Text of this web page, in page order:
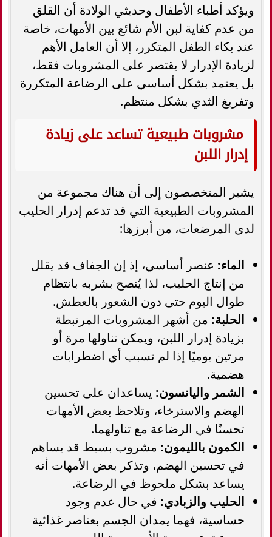
ويؤكد أطباء الأطفال وحديثي الولادة أن القلق
من عدم كفاية لبن الأم شائع بين الأمهات، خاصة
عند بكاء الطفل المتكرر، إلا أن العامل الأهم
لزيادة الإدرار لا يقتصر على المشروبات فقط،
بل يعتمد بشكل أساسي على الرضاعة المتكررة
وتفريغ الثدي بشكل منتظم.
مشروبات طبيعية تساعد على زيادة
إدرار اللبن
يشير المتخصصون إلى أن هناك مجموعة من
المشروبات الطبيعية التي قد تدعم إدرار الحليب
لدى المرضعات، من أبرزها:
الماء: عنصر أساسي، إذ إن الجفاف قد يقلل
من إنتاج الحليب، لذا يُنصح بشربه بانتظام
طوال اليوم حتى دون الشعور بالعطش.
الحلبة: من أشهر المشروبات المرتبطة
بزيادة إدرار اللبن، ويمكن تناولها مرة أو
مرتين يوميًا إذا لم تسبب أي اضطرابات
هضمية.
الشمر واليانسون: يساعدان على تحسين
الهضم والاسترخاء، وتلاحظ بعض الأمهات
تحسنًا في الرضاعة مع تناولهما.
الكمون بالليمون: مشروب بسيط قد يساهم
في تحسين الهضم، وتذكر بعض الأمهات أنه
يساعد بشكل ملحوظ في الرضاعة.
الحليب والزبادي: في حال عدم وجود
حساسية، فهما يمدان الجسم بعناصر غذائية